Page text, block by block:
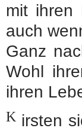
mit ihren
auch
Ganz
Wohl
ihren
K irsten